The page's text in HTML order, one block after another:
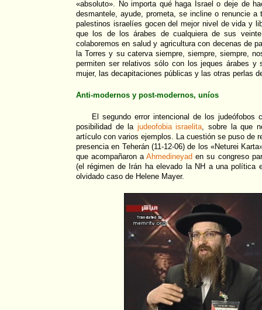
«absoluto». No importa qué haga Israel o deje de
desmantele, ayude, prometa, se incline o renuncie a
palestinos israelíes gocen del mejor nivel de vida y
que los de los árabes de cualquiera de sus
colaboremos en salud y agricultura con decenas de
la Torres y su caterva siempre, siempre, siempre,
permiten ser relativos sólo con los jeques árabes y
mujer, las decapitaciones públicas y las otras perlas
Anti-modernos y post-modernos, uníos
El segundo error intencional de los judeófobos
posibilidad de la judeofobia israelita, sobre la que
artículo con varios ejemplos. La cuestión se puso de
presencia en Teherán (11-12-06) de los «Neturei
que acompañaron aAhmedineyad en su congreso
(el régimen de Irán ha elevado la NH a una política
olvidado caso de Helene Mayer.